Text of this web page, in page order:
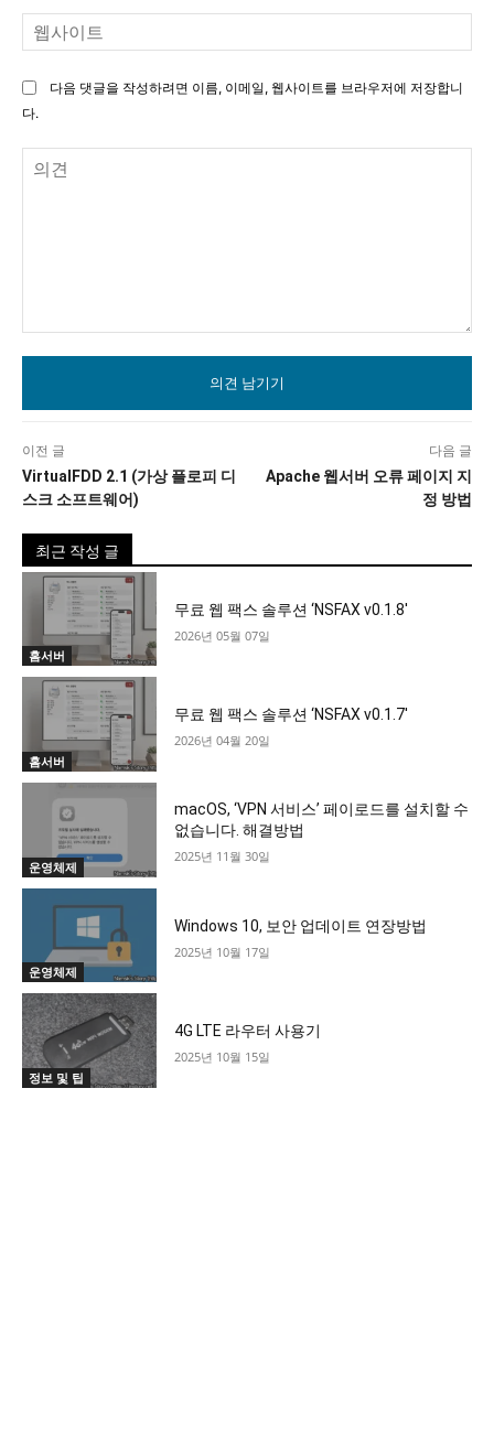
일
사
다음 댓글을 작성하려면 이름, 이메일, 웹사이트를 브라우저에 저장합니
다.
이전 글
VirtualFDD 2.1 (가상 플로피 디
스크 소프트웨어)
다음 글
Apache 웹서버 오류 페이지 지
정 방법
최근 작성 글
홈서버
무료 웹 팩스 솔루션 ‘NSFAX v0.1.8′
2026년 05월 07일
홈서버
무료 웹 팩스 솔루션 ‘NSFAX v0.1.7′
2026년 04월 20일
운영체제
macOS, ‘VPN 서비스’ 페이로드를 설치할 수
없습니다. 해결방법
2025년 11월 30일
운영체제
Windows 10, 보안 업데이트 연장방법
2025년 10월 17일
정보 및 팁
4G LTE 라우터 사용기
2025년 10월 15일